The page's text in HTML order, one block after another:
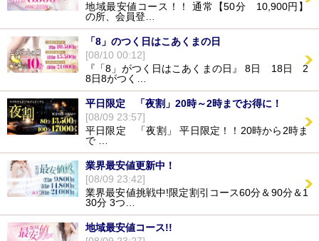
地域最安値コース！！ 通常【50分 10,900円】
の所、会員登…
「8」のつく日はこあくまの日
[08/10 00:12]
『「8」がつく日はこあくまの日』 8日 18日 2
8日8がつく…
平日限定 「夜割」20時～2時までお得に！
[08/09 23:57]
平日限定 「夜割」 平日限定！！20時から2時ま
で …
業界最安値更新中！
[08/09 23:42]
業界最安値挑戦中!限定割引コース60分＆90分＆1
30分 3つ…
地域最安値コース!!